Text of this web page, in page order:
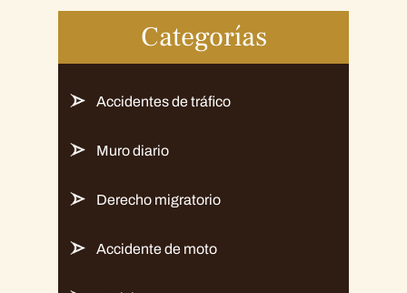
Categorías
Accidentes de tráfico
Muro diario
Derecho migratorio
Accidente de moto